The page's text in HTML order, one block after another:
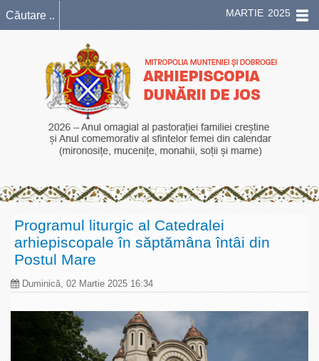
MARTIE 2025
Programul liturgic al Catedralei
arhiepiscopale în săptămâna întâi din
Postul Mare
Duminică, 02 Martie 2025 16:34